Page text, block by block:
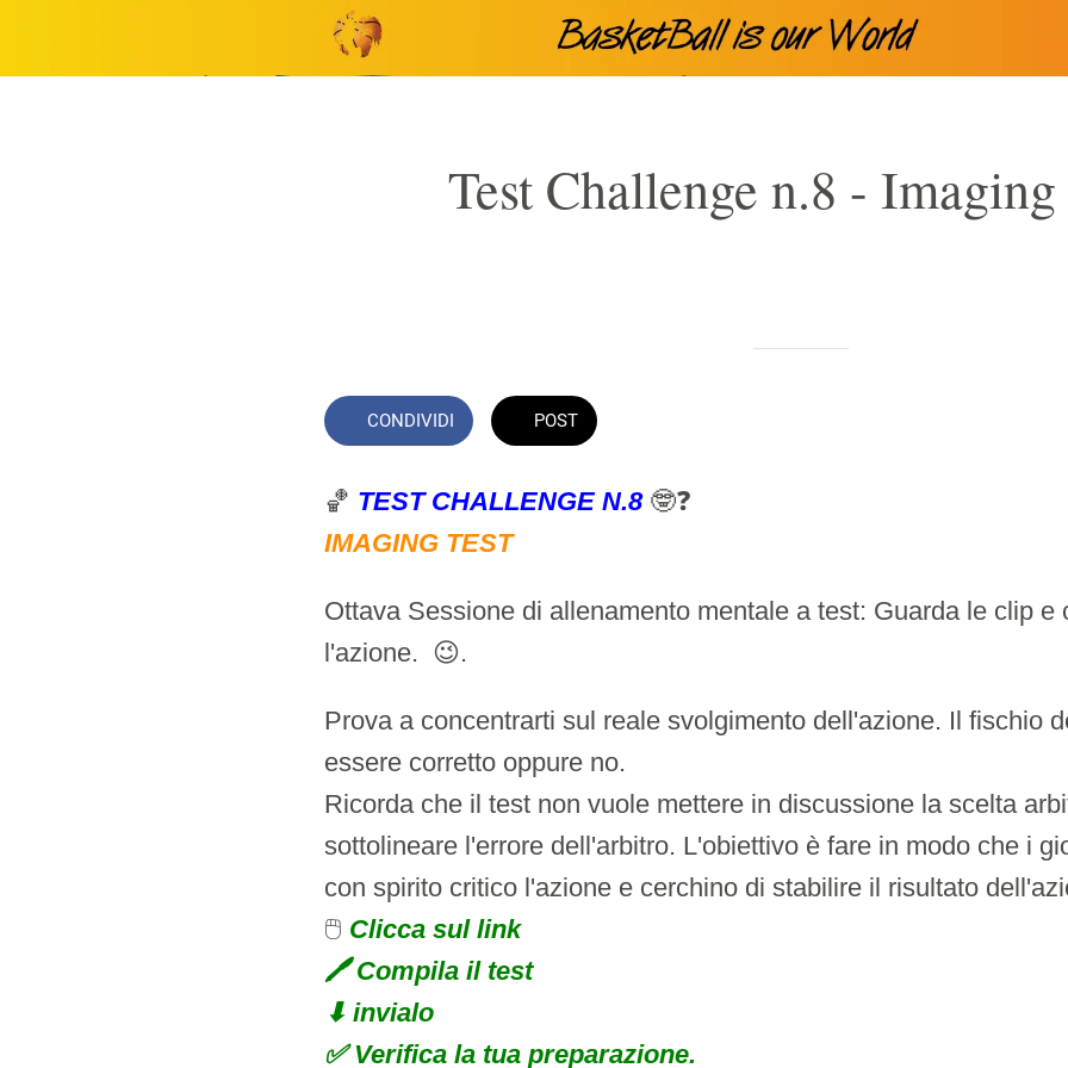
Test Challenge n.8 - Imaging
CONDIVIDI POST
🏀 TEST CHALLENGE N.8🤓❓
IMAGING TEST
Ottava Sessione di allenamento mentale a test: Guarda le clip e
l'azione. 😉.
Prova a concentrarti sul reale svolgimento dell'azione. Il fischio
essere corretto oppure no.
Ricorda che il test non vuole mettere in discussione la scelta
sottolineare l'errore dell'arbitro. L'obiettivo è fare in modo che i
con spirito critico l'azione e cerchino di stabilire il risultato
🖱 Clicca sul link
🖊 Compila il test
⬇ invialo
✅ Verifica la tua preparazione.